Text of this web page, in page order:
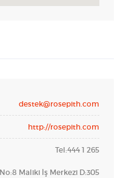
destek@rosepith.com
http://rosepith.com
Tel:444 1 265
Maliki İş Merkezi D:305